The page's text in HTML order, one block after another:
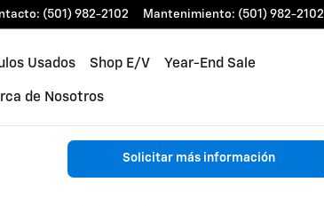
: (501) 982-2102 Mantenimiento: (501) 982-2102
Usados Shop E/V Year-End Sale
de Nosotros
Solicitar más información